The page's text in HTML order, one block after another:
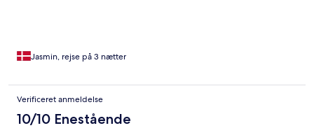
Jasmin, rejse på 3 nætter
Verificeret anmeldelse
10/10 Enestående